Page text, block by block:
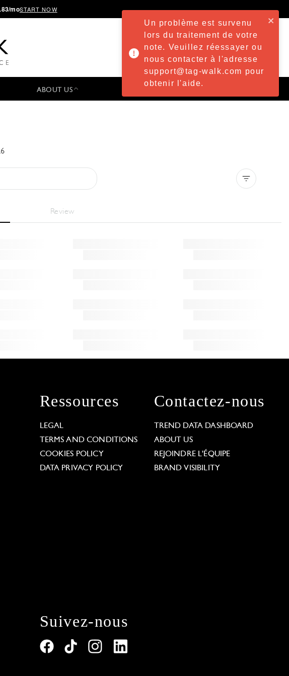
moSTART NOW
ABOUT US
Review
Ressources
LEGAL
TERMS AND CONDITIONS
COOKIES POLICY
DATA PRIVACY POLICY
Contactez-nous
TREND DATA DASHBOARD
ABOUT US
REJOINDRE L'ÉQUIPE
BRAND VISIBILITY
Suivez-nous
Un problème est survenu
lors du traitement de votre
note. Veuillez réessayer ou
nous contacter à l'adresse
support@tag-walk.com pour
obtenir l'aide.